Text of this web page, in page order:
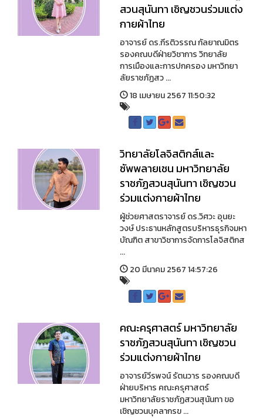
สวนสุนันทา เชิญชวนร่วมแต่ง
กายผ้าไทย
อาจารย์ ดร.กีรติวรรณ กัลยาณมิตร
รองคณบดีฝ่ายวิชาการ วิทยาลัย
การเมืองและการปกครอง มหาวิทยา
ลัยราชภัฏสว ...
18 เมษายน 2567 11:50:32
วิทยาลัยโลจิสติกส์และ
ซัพพลายเชน มหาวิทยาลัย
ราชภัฏสวนสุนันทา เชิญชวน
ร่วมแต่งกายผ้าไทย
ผู้ช่วยศาสตราจารย์ ดร.วิศวะ อุนยะ
วงษ์ ประธานหลักสูตรบริหารธุรกิจมหา
บัณฑิต สาขาวิชาการจัดการโลจิสติกส
...
20 มีนาคม 2567 14:57:26
คณะครุศาสตร์ มหาวิทยาลัย
ราชภัฏสวนสุนันทา เชิญชวน
ร่วมแต่งกายผ้าไทย
อาจารย์วีรพจน์ รัตนวาร รองคณบดี
ฝ่ายบริหาร คณะครุศาสตร์
มหาวิทยาลัยราชภัฏสวนสุนันทา ขอ
เชิญชวนบุคลากรข ...